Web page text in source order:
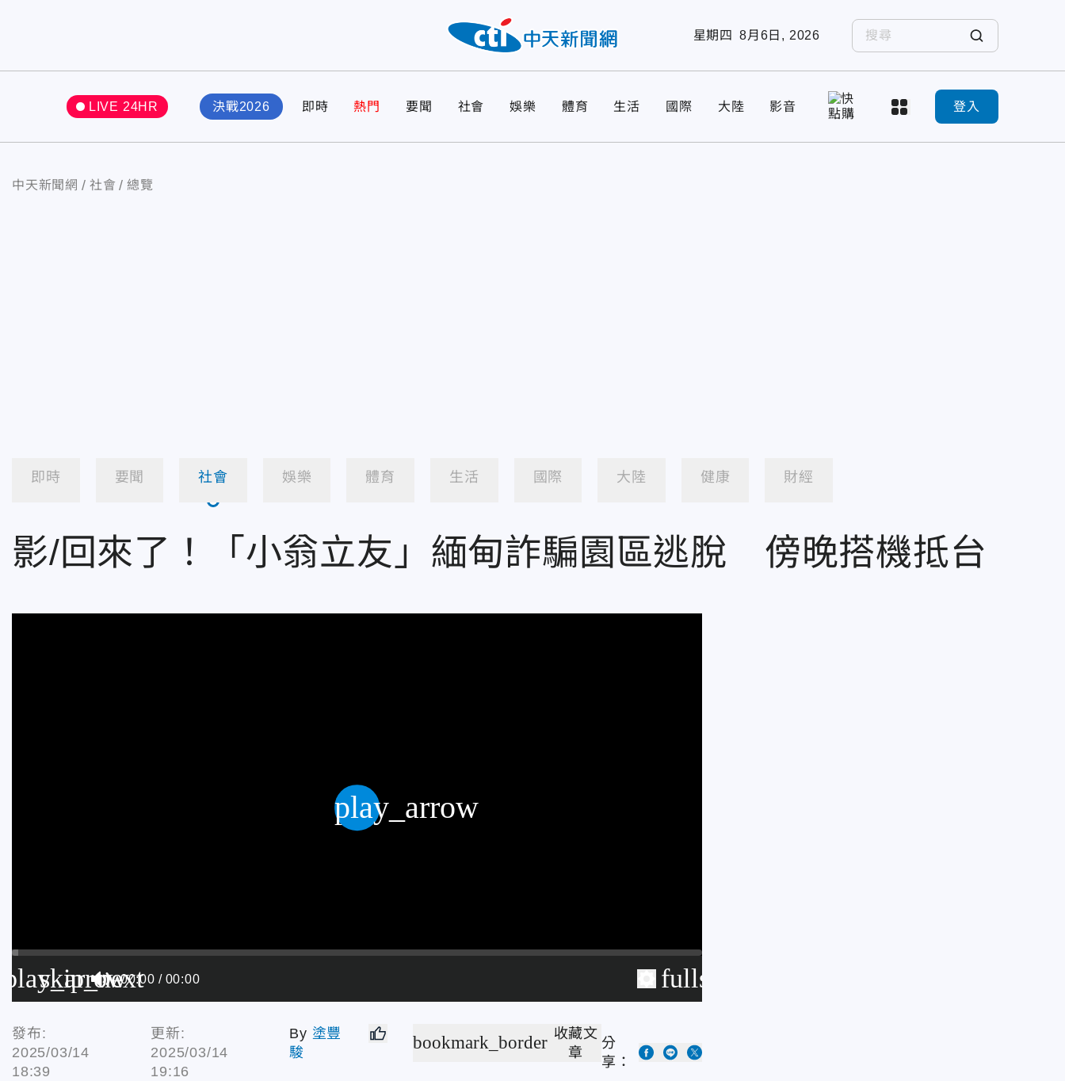
星期四 8月6日, 2026
LIVE 24HR 決戰2026 即時 熱門 要聞 社會 娛樂 體育 生活 國際 大陸 影音 登入
中天新聞網 社會 總覽
即時 要聞 社會 娛樂 體育 生活 國際 大陸 健康 財經
影/回來了！「小翁立友」緬甸詐騙園區逃脫 傍晚搭機抵台
play_arrow
skip_next
00:00 00:00 fullscreen
play_arrow
發布:
2025/03/14
18:39
更新:
2025/03/14
19:16
By 塗豐
駿
bookmark_border 收藏文
章
分
享：